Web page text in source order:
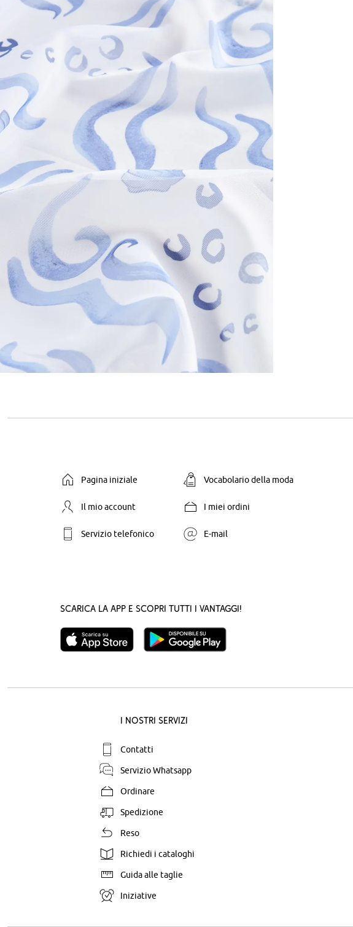
Pagina iniziale Vocabolario della moda
Il mio account I miei ordini
Servizio telefonico E-mail
Scarica la App e scopri tutti i vantaggi!
I nostri servizi
Contatti
Servizio Whatsapp
Ordinare
Spedizione
Reso
Richiedi i cataloghi
Guida alle taglie
Iniziative